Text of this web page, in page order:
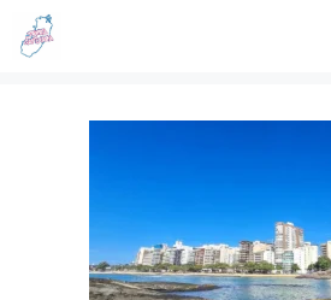
Skip